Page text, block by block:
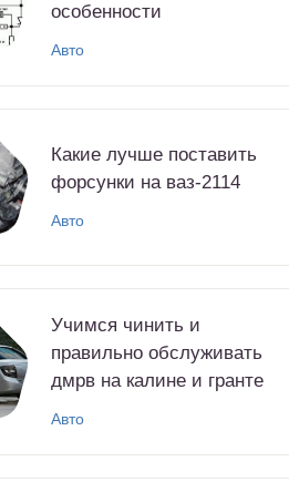
особенности
Авто
Какие лучше поставить
форсунки на ваз-2114
Авто
Учимся чинить и
правильно обслуживать
дмрв на калине и гранте
Авто